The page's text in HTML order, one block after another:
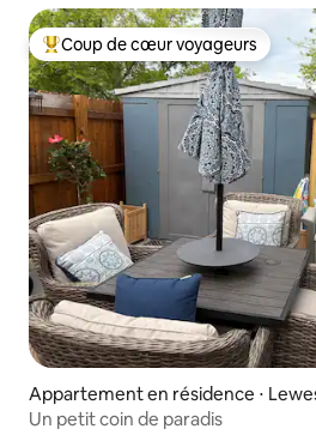
Coups de cœur voyageurs les plus
Coup de cœur voyageurs
Appartement en résidence ⋅
Un petit coin de paradis